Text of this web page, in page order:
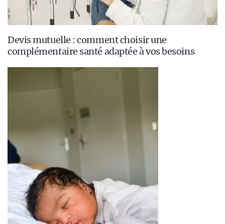
Devis mutuelle : comment choisir une
complémentaire santé adaptée à vos besoins